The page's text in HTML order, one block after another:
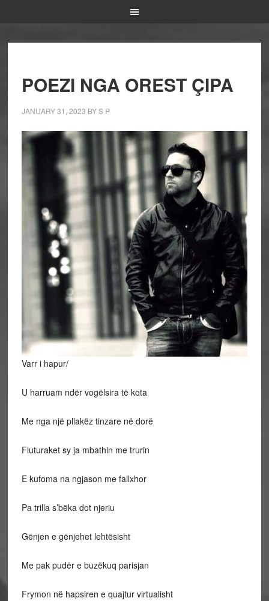
POEZI NGA OREST ÇIPA
JANUARY 31, 2023 BYS P
Varr i hapur/
U harruam ndër vogëlsira të kota
Me nga një pllakëz tinzare në dorë
Fluturaket sy ja mbathin me trurin
E kufoma na ngjason me fallxhor
Pa trilla s’bëka dot njeriu
Gënjen e gënjehet lehtësisht
Me pak pudër e buzëkuq parisjan
Frymon në hapsiren e quajtur virtualisht